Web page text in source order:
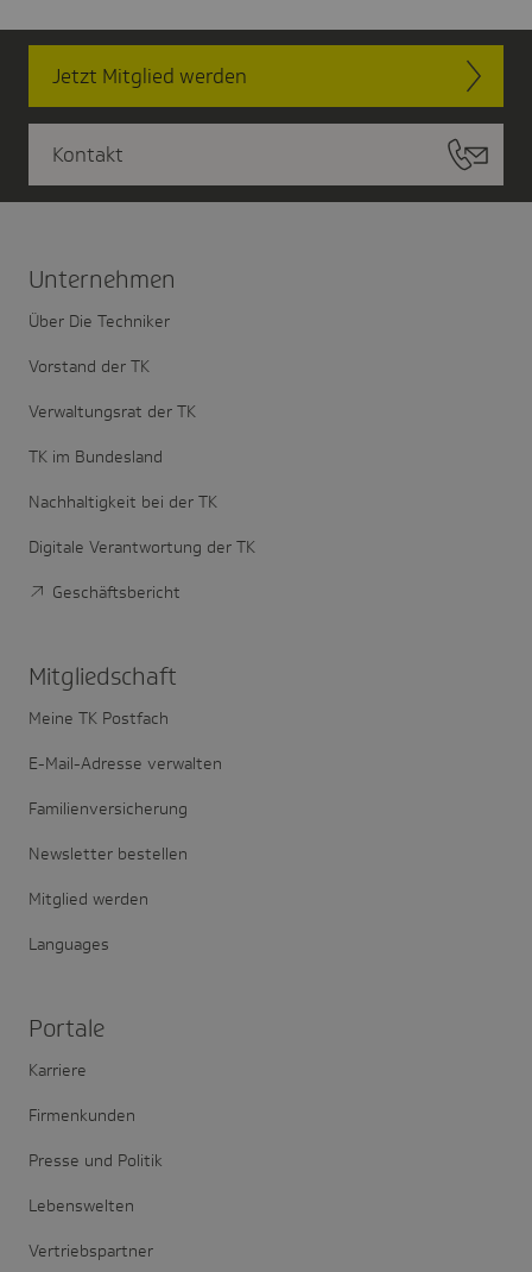
Jetzt Mitglied werden
Kontakt
Unter­nehmen
Über Die Techniker
Vorstand der TK
Verwaltungsrat der TK
TK im Bundesland
Nachhaltigkeit bei der TK
Digitale Verantwortung der TK
Geschäftsbericht
Mitglied­schaft
Meine TK Postfach
E-Mail-Adresse verwalten
Familienversicherung
Newsletter bestellen
Mitglied werden
Languages
Portale
Karriere
Firmenkunden
Presse und Politik
Lebenswelten
Vertriebspartner